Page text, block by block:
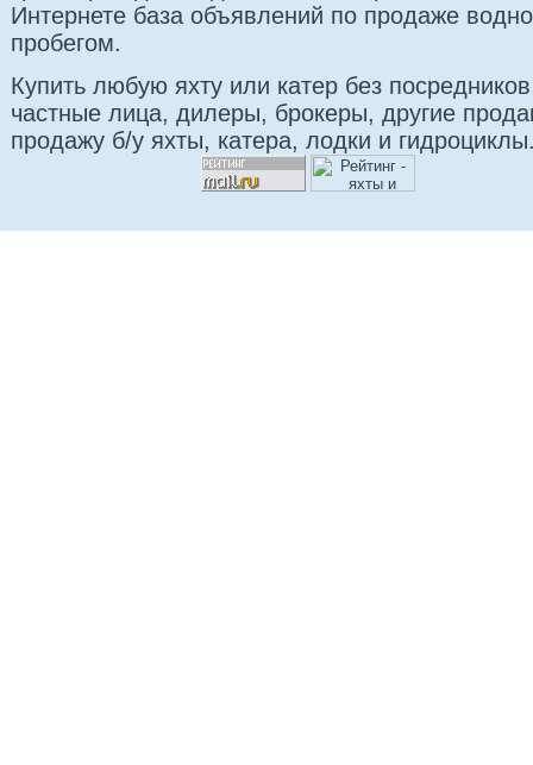
Интернете база объявлений по продаже
пробегом.
Купить любую яхту или катер без
частные лица, дилеры, брокеры, другие
продажу б/у яхты, катера, лодки и